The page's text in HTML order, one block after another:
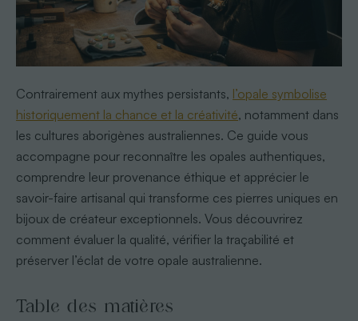
Contrairement aux mythes persistants, l’opale symbolise
historiquement la chance et la créativité, notamment dans
les cultures aborigènes australiennes. Ce guide vous
accompagne pour reconnaître les opales authentiques,
comprendre leur provenance éthique et apprécier le
savoir-faire artisanal qui transforme ces pierres uniques en
bijoux de créateur exceptionnels. Vous découvrirez
comment évaluer la qualité, vérifier la traçabilité et
préserver l’éclat de votre opale australienne.
Table des matières